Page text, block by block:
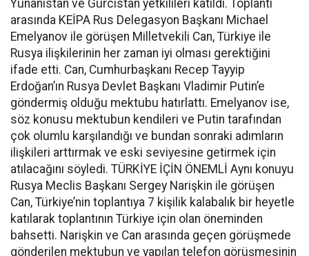
Yunanistan ve Gürcistan yetkilileri katıldı. Toplantı
arasında KEİPA Rus Delegasyon Başkanı Michael
Emelyanov ile görüşen Milletvekili Can, Türkiye ile
Rusya ilişkilerinin her zaman iyi olması gerektiğini
ifade etti. Can, Cumhurbaşkanı Recep Tayyip
Erdoğan’ın Rusya Devlet Başkanı Vladimir Putin’e
göndermiş olduğu mektubu hatırlattı. Emelyanov ise,
söz konusu mektubun kendileri ve Putin tarafından
çok olumlu karşılandığı ve bundan sonraki adımların
ilişkileri arttırmak ve eski seviyesine getirmek için
atılacağını söyledi. TÜRKİYE İÇİN ÖNEMLİ Aynı konuyu
Rusya Meclis Başkanı Sergey Narişkin ile görüşen
Can, Türkiye’nin toplantıya 7 kişilik kalabalık bir heyetle
katılarak toplantının Türkiye için olan öneminden
bahsetti. Narişkin ve Can arasında geçen görüşmede
gönderilen mektubun ve yapılan telefon görüşmesinin